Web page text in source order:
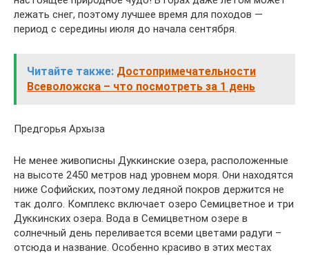
лежать снег, поэтому лучшее время для походов —
период с середины июля до начала сентября.
Читайте также: Достопримечательности
Всеволожска – что посмотреть за 1 день
Предгорья Архыза
Не менее живописны Дуккинские озера, расположенные
на высоте 2450 метров над уровнем моря. Они находятся
ниже Софийских, поэтому ледяной покров держится не
так долго. Комплекс включает озеро Семицветное и три
Дуккинских озера. Вода в Семицветном озере в
солнечный день переливается всеми цветами радуги –
отсюда и название. Особенно красиво в этих местах